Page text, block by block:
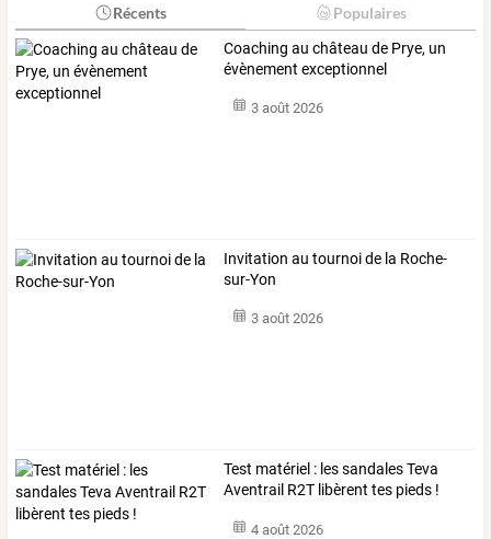
Récents Populaires
Coaching au château de Prye, un
évènement exceptionnel
3 août 2026
Invitation au tournoi de la Roche-
sur-Yon
3 août 2026
Test matériel : les sandales Teva
Aventrail R2T libèrent tes pieds !
4 août 2026